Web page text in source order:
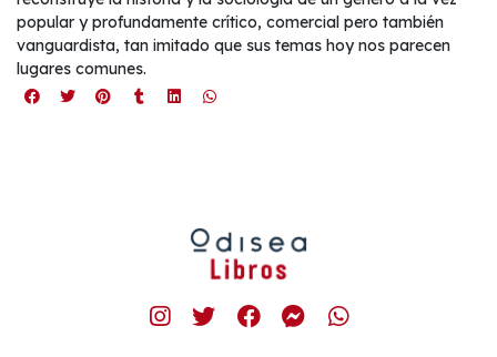
popular y profundamente crítico, comercial pero también
vanguardista, tan imitado que sus temas hoy nos parecen
lugares comunes.